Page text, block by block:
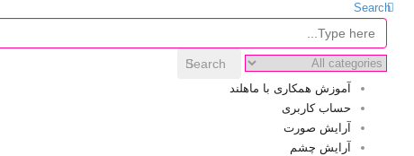
Search
Search
آموزش همکاری با ماهلند
حساب کاربری
آرایش صورت
آرایش چشم